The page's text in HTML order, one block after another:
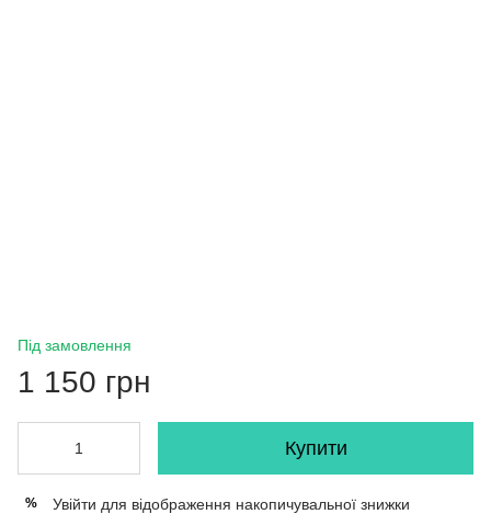
Під замовлення
1 150 грн
Купити
% Увійти для відображення накопичувальної знижки